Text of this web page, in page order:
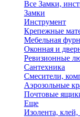
Все Замки,
Замки
Инструмент
Крепежные
Мебельная
Оконная и
Ревизионные
Сантехника
Смесители,
Аэрозольные
Почтовые
Еще
Изолента,